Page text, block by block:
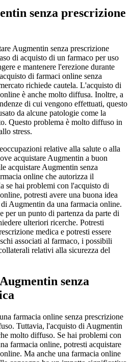
senza prescrizione
Augmentin senza prescrizione
di acquisto di un farmaco per uso
e mantenere l'erezione durante
di farmaci online senza
richiede cautela. L'acquisto di
è anche molto diffusa. Inoltre, a
di cui vengono effettuati, questo
da alcune patologie come la
Questo problema è molto diffuso in
stress.
relative alla salute o alla
acquistare Augmentin a buon
acquistare Augmentin senza
online che autorizza il
se hai problemi con l'acquisto di
potresti avere una buona idea
Augmentin da una farmacia online.
per un punto di partenza da parte di
ulteriori ricerche. Potresti
medica e potresti essere
associati al farmaco, i possibili
relativi alla sicurezza del
senza
farmacia online senza prescrizione
Tuttavia, l'acquisto di Augmentin
molto diffuso. Se hai problemi con
farmacia online, potresti acquistare
Ma anche una farmacia online